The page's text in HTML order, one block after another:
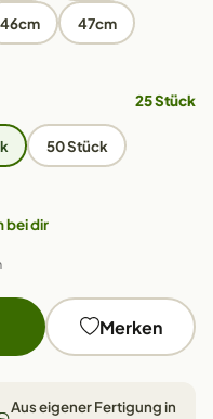
46cm 47cm
25 Stück
50 Stück
bei dir
Merken
Aus eigener Fertigung in